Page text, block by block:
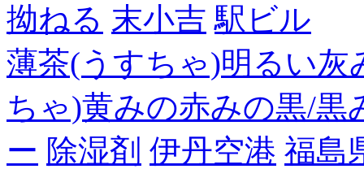
拗ねる 末小吉 駅ビル
薄茶(うすちゃ)明るい灰
ちゃ)黄みの赤みの黒/黒
ー 除湿剤 伊丹空港 福島